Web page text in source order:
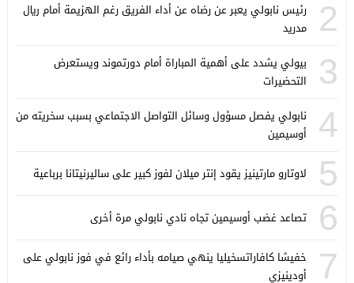
2
رئيس نابولي يعبر عن رضاه عن أداء الفريق رغم الهزيمة أمام ريال
مدريد
3
بيولي يشدد على أهمية المباراة أمام دورتموند ويستعرض
التحضيرات
4
نابولي يفصل مسؤول وسائل التواصل الاجتماعي بسبب سخريته من
أوسيمين
5 لاوتارو مارتينيز يقود إنتر ميلان لفوز كبير على ساليرنيتانا برباعية
6 تصاعد غضب أوسيمين تجاه نادي نابولي مرة أخرى
7
خفيشا كافاراتسخيليا ينهي صيامه بأداء رائع في فوز نابولي على
أودينيزي